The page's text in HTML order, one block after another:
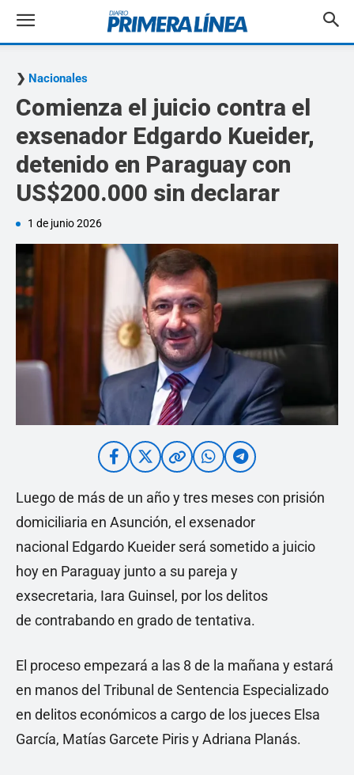
Nacionales
Comienza el juicio contra el
exsenador Edgardo Kueider,
detenido en Paraguay con
US$200.000 sin declarar
1 de junio 2026
Luego de más de un año y tres meses con prisión
domiciliaria en Asunción, el exsenador
nacional Edgardo Kueider será sometido a juicio
hoy en Paraguay junto a su pareja y
exsecretaria, Iara Guinsel, por los delitos
de contrabando en grado de tentativa.
El proceso empezará a las 8 de la mañana y estará
en manos del Tribunal de Sentencia Especializado
en delitos económicos a cargo de los jueces Elsa
García, Matías Garcete Piris y Adriana Planás.